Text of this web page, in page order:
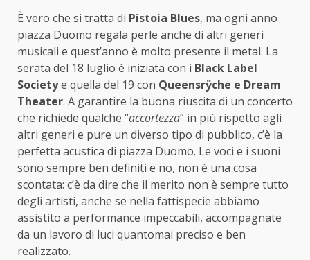
È vero che si tratta di Pistoia Blues, ma ogni anno
piazza Duomo regala perle anche di altri generi
musicali e quest’anno è molto presente il metal. La
serata del 18 luglio è iniziata con i Black Label
Societye quella del 19 con Queensrÿche e Dream
Theater. A garantire la buona riuscita di un concerto
che richiede qualche “accortezza” in più rispetto agli
altri generi e pure un diverso tipo di pubblico, c’è la
perfetta acustica di piazza Duomo. Le voci e i suoni
sono sempre ben definiti e no, non è una cosa
scontata: c’è da dire che il merito non è sempre tutto
degli artisti, anche se nella fattispecie abbiamo
assistito a performance impeccabili, accompagnate
da un lavoro di luci quantomai preciso e ben
realizzato.